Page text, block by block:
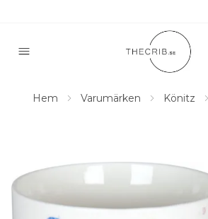
Hem Varumärken Könitz